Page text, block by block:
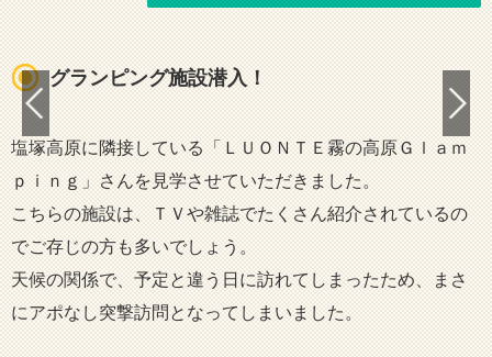
グランピング施設潜入！
塩塚高原に隣接している「ＬＵＯＮＴＥ霧の高原Ｇｌａｍ
ｐｉｎｇ」さんを見学させていただきました。
こちらの施設は、ＴＶや雑誌でたくさん紹介されているの
でご存じの方も多いでしょう。
天候の関係で、予定と違う日に訪れてしまったため、まさ
にアポなし突撃訪問となってしまいました。